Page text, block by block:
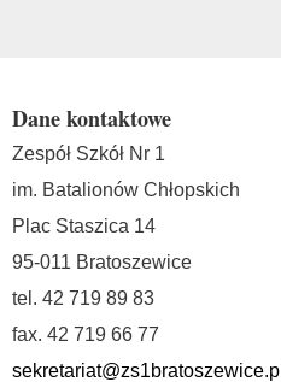
Dane kontaktowe
Zespół Szkół Nr 1
im. Batalionów Chłopskich
Plac Staszica 14
95-011 Bratoszewice
tel. 42 719 89 83
fax. 42 719 66 77
sekretariat@zs1bratoszewice.pl